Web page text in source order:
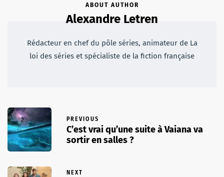
ABOUT AUTHOR
Alexandre Letren
Rédacteur en chef du pôle séries, animateur de La
loi des séries et spécialiste de la fiction française
PREVIOUS
C’est vrai qu’une suite à Vaiana va
sortir en salles ?
NEXT